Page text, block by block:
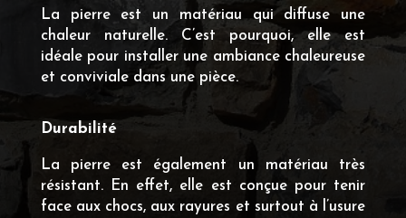
La pierre est un matériau qui diffuse une
chaleur naturelle. C’est pourquoi, elle est
idéale pour installer une ambiance chaleureuse
et conviviale dans une pièce.
Durabilité
La pierre est également un matériau très
résistant. En effet, elle est conçue pour tenir
face aux chocs, aux rayures et surtout à l’usure